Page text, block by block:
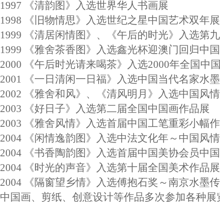
1997 《清韵图》入选世界华人书画展
1998 《旧物情思》入选世纪之星中国艺术双年展
1999 《清居闲情图》、《午后的时光》入选第
1999 《雅舍茶香图》入选鑫光杯迎澳门回归中
2000 《午后时光请来喝茶》入选2000年全国中
2001 《一日清闲一日福》入选中国当代名家水
2002 《雅舍和风》、《清风明月》入选中国风
2003 《好日子》入选第二届全国中国画作品展
2003 《雅舍风情》入选首届中国工笔重彩小幅
2004 《闲情逸韵图》入选中法文化年～中国风
2004 《书香陶韵图》入选首届中国美协会员中
2004 《时光的声音》入选第十届全国美术作品展
2004 《隔窗望乡情》入选傅抱石奖～南京水墨
中国画、剪纸、创意设计等作品多次参加各种